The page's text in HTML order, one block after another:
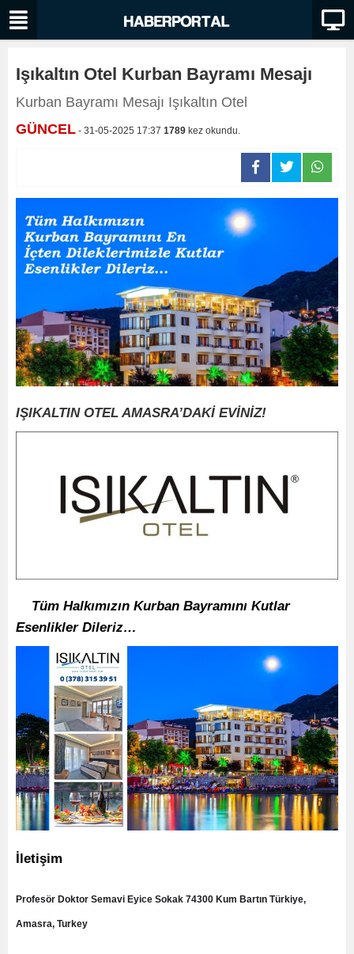
Işıkaltın Otel Kurban Bayramı Mesajı
Kurban Bayramı Mesajı Işıkaltın Otel
GÜNCEL - 31-05-2025 17:37 1789 kez okundu.
IŞIKALTIN OTEL AMASRA’DAKİ EVİNİZ!
Tüm Halkımızın Kurban Bayramını Kutlar
Esenlikler Dileriz…
İletişim
Profesör Doktor Semavi Eyice Sokak 74300 Kum Bartın Türkiye,
Amasra, Turkey